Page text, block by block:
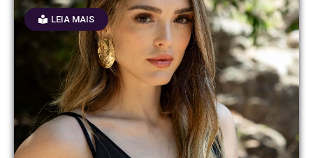
LEIA MAIS